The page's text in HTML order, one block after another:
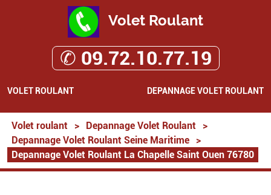
Volet Roulant
✆ 09.72.10.77.19
VOLET ROULANT DEPANNAGE VOLET ROULANT
Volet roulant > Depannage Volet Roulant
>
Depannage Volet Roulant Seine Maritime
>
Depannage Volet Roulant La Chapelle Saint Ouen 76780